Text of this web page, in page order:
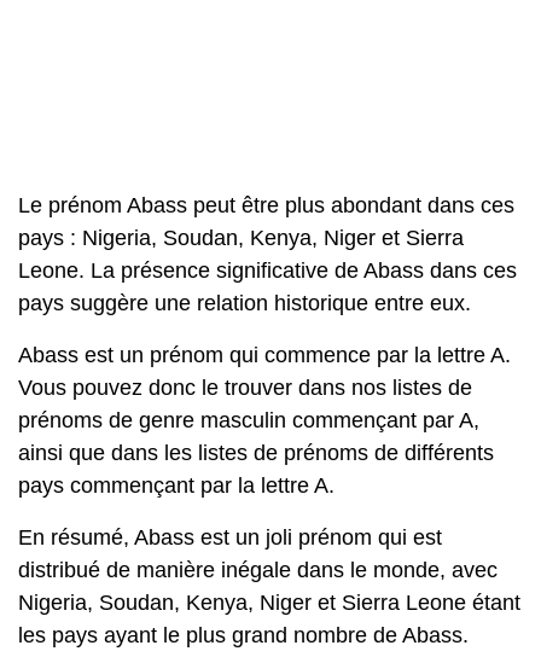
Le prénom Abass peut être plus abondant dans ces
pays : Nigeria, Soudan, Kenya, Niger et Sierra
Leone. La présence significative de Abass dans ces
pays suggère une relation historique entre eux.
Abass est un prénom qui commence par la lettre A.
Vous pouvez donc le trouver dans nos listes de
prénoms de genre masculin commençant par A,
ainsi que dans les listes de prénoms de différents
pays commençant par la lettre A.
En résumé, Abass est un joli prénom qui est
distribué de manière inégale dans le monde, avec
Nigeria, Soudan, Kenya, Niger et Sierra Leone étant
les pays ayant le plus grand nombre de Abass.